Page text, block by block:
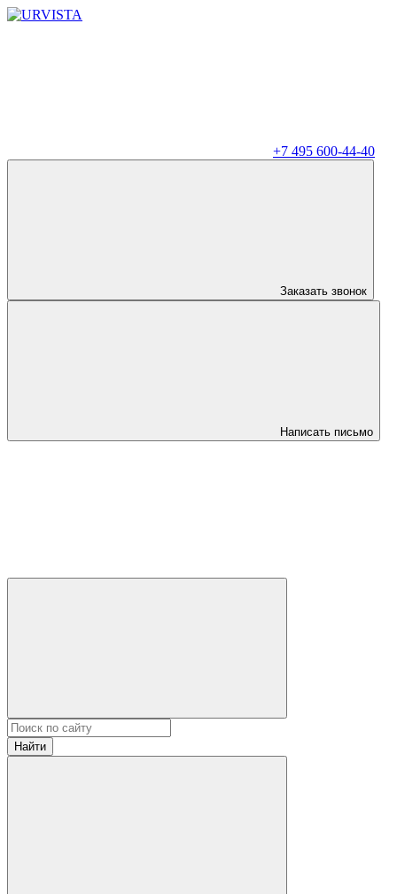
+7 495 600-44-40
Заказать звонок
Написать письмо
Найти